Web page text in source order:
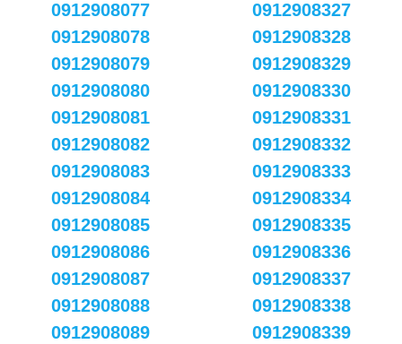
0912908077
0912908078
0912908079
0912908080
0912908081
0912908082
0912908083
0912908084
0912908085
0912908086
0912908087
0912908088
0912908089
0912908327
0912908328
0912908329
0912908330
0912908331
0912908332
0912908333
0912908334
0912908335
0912908336
0912908337
0912908338
0912908339